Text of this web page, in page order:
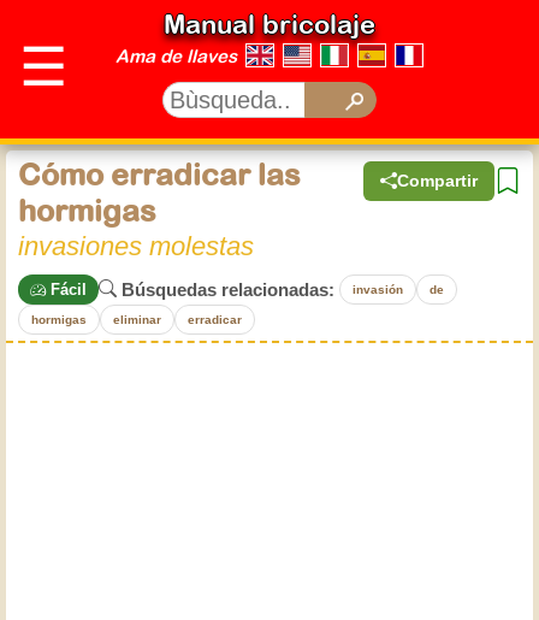
☰
Manual bricolaje
Ama de llaves
Compartir
Cómo erradicar las
hormigas
invasiones molestas
Fácil Búsquedas relacionadas: invasión de
hormigas eliminar erradicar